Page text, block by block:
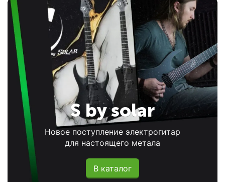
S by solar
Новое поступление электрогитар
для настоящего метала
В каталог